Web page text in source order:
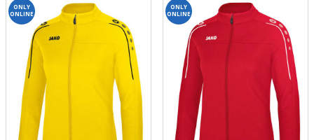
ONLY
ONLINE
ONLY
ONLINE